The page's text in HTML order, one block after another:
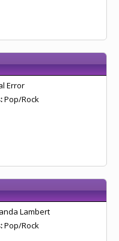
Error
Pop/Rock
Lambert
Pop/Rock